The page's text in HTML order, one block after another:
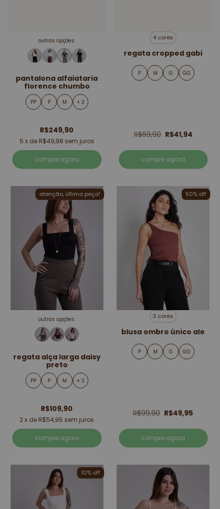
outras opções:
pantalona alfaiataria
florence chumbo
PP P M + 3
R$249,90
5 x de R$49,98 sem juros
compre agora
4 cores
regata cropped gabi
P M G GG
R$69,90 R$41,94
compre agora
atenção, última peça!
outras opções:
regata alça larga daisy
preto
PP P M + 3
R$109,90
2x de R$54,95 sem juros
compre agora
50% off
3 cores
blusa ombro único ale
P M G GG
R$99,90 R$49,95
compre agora
10% off